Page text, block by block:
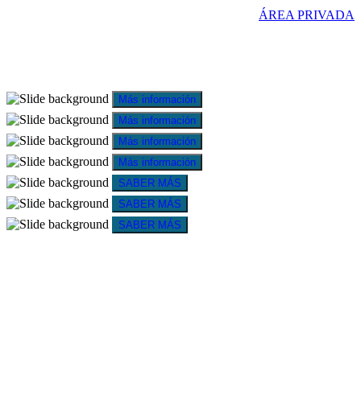
ÁREA PRIVADA
Más información
Más información
Más información
Más información
SABER MÁS
SABER MÁS
SABER MÁS